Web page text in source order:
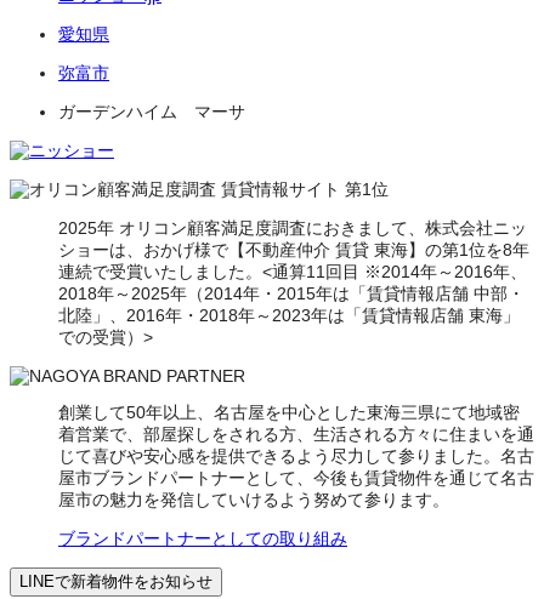
愛知県
弥富市
ガーデンハイム マーサ
2025年 オリコン顧客満足度調査におきまして、株式会社ニッ
ショーは、おかげ様で【不動産仲介 賃貸 東海】の第1位を8年
連続で受賞いたしました。<通算11回目 ※2014年～2016年、
2018年～2025年（2014年・2015年は「賃貸情報店舗 中部・
北陸」、2016年・2018年～2023年は「賃貸情報店舗 東海」
での受賞）>
創業して50年以上、名古屋を中心とした東海三県にて地域密
着営業で、部屋探しをされる方、生活される方々に住まいを通
じて喜びや安心感を提供できるよう尽力して参りました。名古
屋市ブランドパートナーとして、今後も賃貸物件を通じて名古
屋市の魅力を発信していけるよう努めて参ります。
ブランドパートナーとしての取り組み
LINEで新着物件をお知らせ